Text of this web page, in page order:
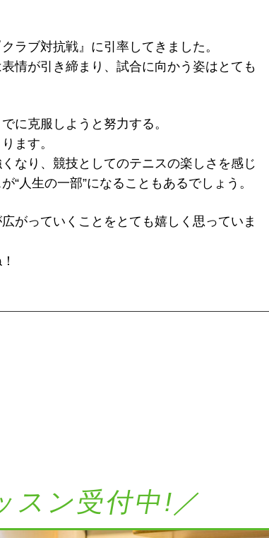
ラブ対抗戦』に引率してきました。
情が引き締まり、試合に向かう姿はとても
に克服しようと努力する。
ます。
なり、競技としてのテニスの楽しさを感じ
“人生の一部”になることもあるでしょう。
がっていくことをとても嬉しく思っていま
スン受付中!／